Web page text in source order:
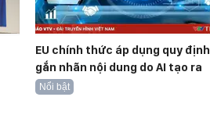
EU chính thức áp dụng quy định
gắn nhãn nội dung do AI tạo ra
Nổi bật